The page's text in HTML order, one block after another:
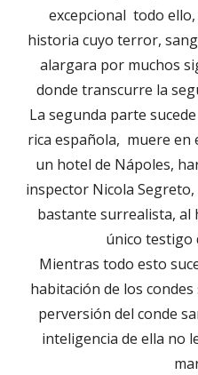
excepcional todo
historia cuyo terror,
alargara por muchos
donde transcurre la
La segunda parte
rica española, muere en
un hotel de Nápoles,
inspector Nicola
bastante surrealista, al
único testigo
Mientras todo esto
habitación de los
perversión del conde
inteligencia de ella no